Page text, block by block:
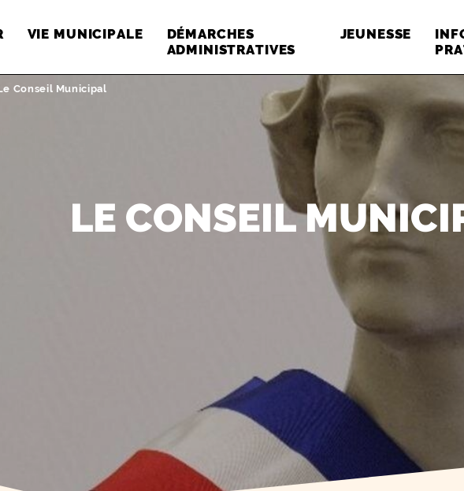
VIE MUNICIPALE
DÉMARCHES
ADMINISTRATIVES
JEUNESSE
active :
Conseil Municipal
LE CONSEIL